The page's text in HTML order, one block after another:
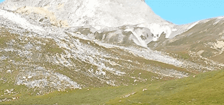
Menu
<
>
Randonnées
Marche Nordique
Raquettes
Croisière sur le Rhin
Activités en salle
Assemblées générales